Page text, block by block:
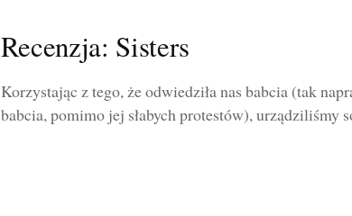
Recenzja: Sisters
Korzystając z tego, że odwiedziła nas babcia (tak
babcia, pomimo jej słabych protestów), urządziliśmy